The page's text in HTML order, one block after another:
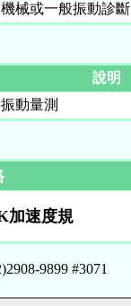
械或一般振動診斷
說明
動量測
加速度規
9899 #3071